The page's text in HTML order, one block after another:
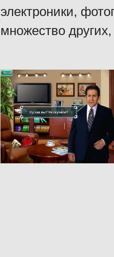
электроники,
множество